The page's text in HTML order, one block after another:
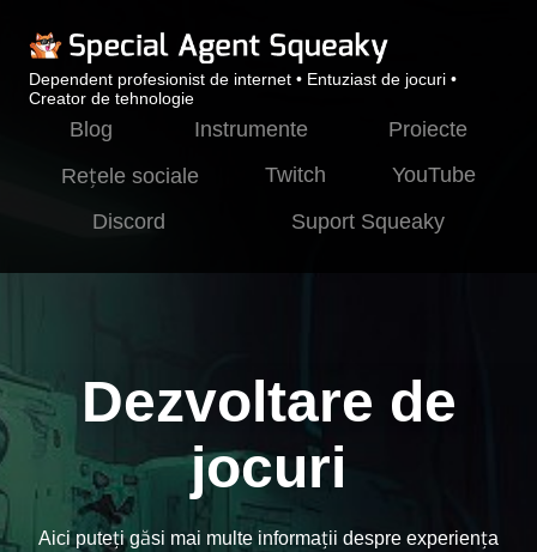
Dependent profesionist de internet • Entuziast de jocuri •
Creator de tehnologie
Blog Instrumente
Proiecte
Rețele sociale
Twitch
YouTube
Discord
Suport Squeaky
Dezvoltare de
jocuri
Aici puteți găsi mai multe informații despre experiența